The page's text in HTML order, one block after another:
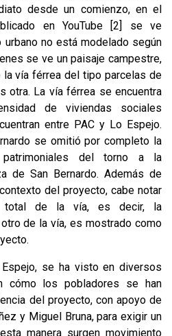
desde un comienzo, en el
en YouTube [2]
se ve
no está modelado según
se ve un paisaje campestre,
vía férrea del tipo parcelas de
otra. La vía férrea se encuentra
de viviendas sociales
entre PAC y Lo Espejo.
se omitió por completo la
patrimoniales del torno a la
de San Bernardo. Además de
del proyecto, cabe notar
total de la vía, es decir, la
de la vía, es mostrado como
se ha visto en diversos
cómo los pobladores se han
del proyecto, con apoyo de
y Miguel Bruna, para exigir un
manera surgen movimiento